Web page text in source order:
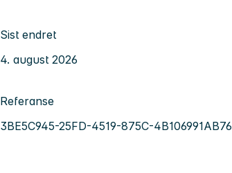
Sist endret
4. august 2026
Referanse
3BE5C945-25FD-4519-875C-4B106991AB76